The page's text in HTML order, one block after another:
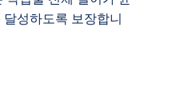
성하도록 보장합니